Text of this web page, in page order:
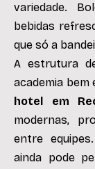
variedade.
bebidas
que só a
A estrutura
academia bem
hotel em
modernas,
entre
ainda pode